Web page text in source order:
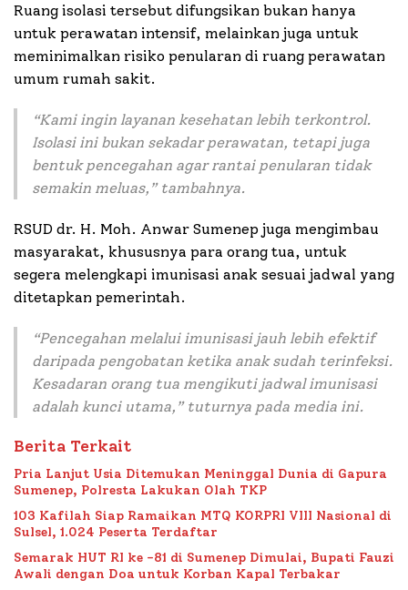
Ruang isolasi tersebut difungsikan bukan hanya
untuk perawatan intensif, melainkan juga untuk
meminimalkan risiko penularan di ruang perawatan
umum rumah sakit.
“Kami ingin layanan kesehatan lebih terkontrol.
Isolasi ini bukan sekadar perawatan, tetapi juga
bentuk pencegahan agar rantai penularan tidak
semakin meluas,” tambahnya.
RSUD dr. H. Moh. Anwar Sumenep juga mengimbau
masyarakat, khususnya para orang tua, untuk
segera melengkapi imunisasi anak sesuai jadwal yang
ditetapkan pemerintah.
“Pencegahan melalui imunisasi jauh lebih efektif
daripada pengobatan ketika anak sudah terinfeksi.
Kesadaran orang tua mengikuti jadwal imunisasi
adalah kunci utama, ” tuturnya pada media ini.
Berita Terkait
Pria Lanjut Usia Ditemukan Meninggal Dunia di Gapura
Sumenep, Polresta Lakukan Olah TKP
103 Kafilah Siap Ramaikan MTQ KORPRI VIII Nasional di
Sulsel, 1.024 Peserta Terdaftar
Semarak HUT RI ke -81 di Sumenep Dimulai, Bupati Fauzi
Awali dengan Doa untuk Korban Kapal Terbakar